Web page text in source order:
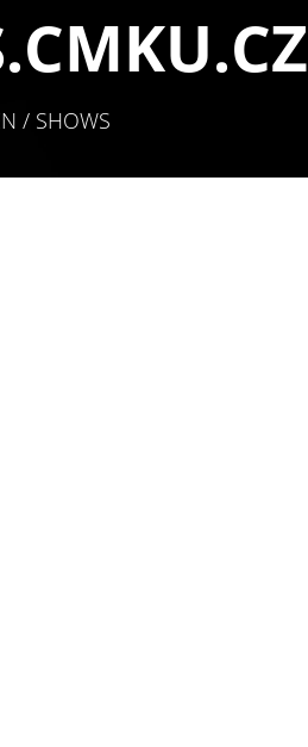
CMKU.CZ
/ SHOWS